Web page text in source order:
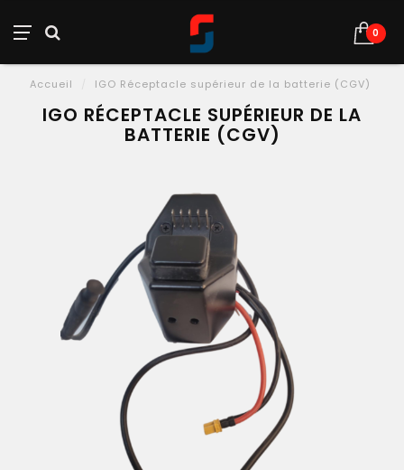
0
Accueil IGO Réceptacle supérieur de la batterie (CGV)
IGO RÉCEPTACLE SUPÉRIEUR DE LA
BATTERIE (CGV)